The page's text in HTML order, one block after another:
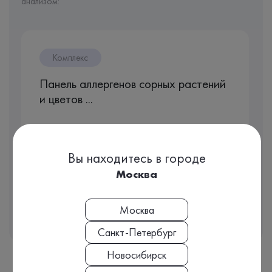
Комплекс
Панель аллергенов сорных растений
и цветов ...
Срок исполнения: 1 день
Стоимость 1 780 ₽
Вы находитесь в городе
Москва
Москва
Санкт-Петербург
Новосибирск